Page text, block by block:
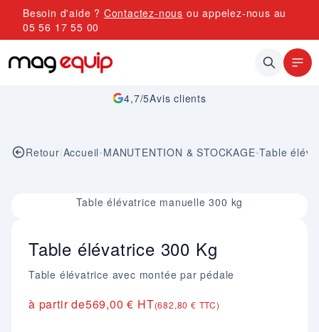
Allez au contenu
Besoin d'aide ? Contactez-nous ou appelez-nous au
05 56 17 55 00
4,7/5Avis clients
Retour|Accueil•MANUTENTION & STOCKAGE•Table
Image 1 sur 1Table élévatrice manuelle 300 kg
Table élévatrice 300 Kg
Table élévatrice avec montée par pédale
à partir de569,00 € HT(682,80 € TTC)